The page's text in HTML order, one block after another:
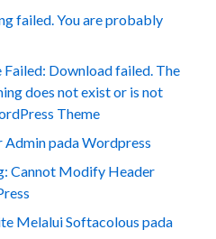
failed. You are probably
Download failed. The
does not exist or is not
Theme
pada Wordpress
Cannot Modify Header
Melalui Softacolous pada